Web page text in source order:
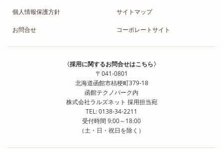
個人情報保護方針 サイトマップ
お問合せ コーポレートサイト
〈採用に関するお問合せはこちら〉
〒041-0801
北海道函館市桔梗町379-18
函館テクノパーク内
株式会社ラルズネット 採用担当宛
TEL: 0138-34-2211
受付時間 9:00～18:00
（土・日・祝日を除く）